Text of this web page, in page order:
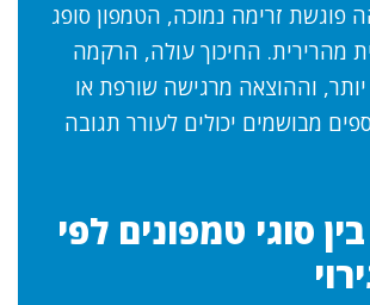
פוגשת זרימה נמוכה, הטמפון סופג
מהרירית. החיכוך עולה, הרקמה
וההוצאה מרגישה שורפת או
מבושמים יכולים לעורר תגובה
סוגי טמפונים לפי